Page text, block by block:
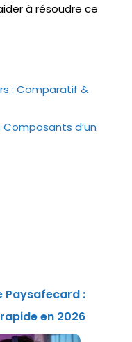
à résoudre ce
: Comparatif &
d’un
Paysafecard :
en 2026